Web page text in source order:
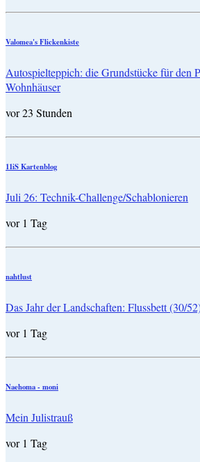
Valomea's Flickenkiste
Autospielteppich: die Grundstücke für den
Wohnhäuser
vor 23 Stunden
11iS Kartenblog
Juli 26: Technik-Challenge/Schablonieren
vor 1 Tag
nahtlust
Das Jahr der Landschaften: Flussbett (30/
vor 1 Tag
Naehoma - moni
Mein Julistrauß
vor 1 Tag